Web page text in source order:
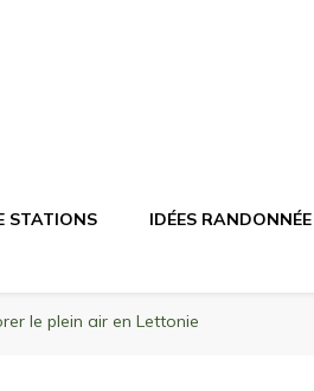
STATIONS IDÉES RANDONNÉE
le plein air en Lettonie